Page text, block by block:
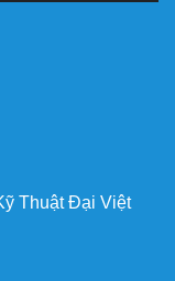
Thuật Đại Việt